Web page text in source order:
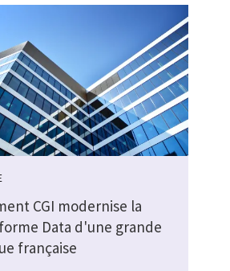
CGI modernise la
Data d'une grande
française